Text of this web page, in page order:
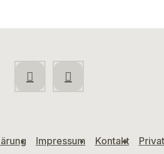
Impressum Kontakt